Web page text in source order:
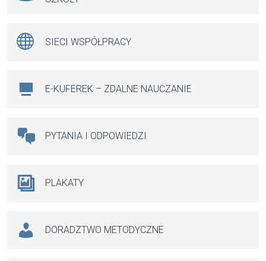
SIECI WSPÓŁPRACY
E-KUFEREK – ZDALNE NAUCZANIE
PYTANIA I ODPOWIEDZI
PLAKATY
DORADZTWO METODYCZNE